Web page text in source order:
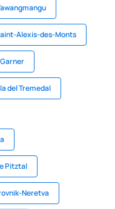
Alexis-des-Monts
del Tremedal
Pitztal
Neretva